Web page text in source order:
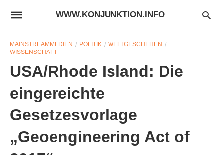
WWW.KONJUNKTION.INFO
MAINSTREAMMEDIEN POLITIK
WELTGESCHEHEN
WISSENSCHAFT
USA/Rhode Island: Die
eingereichte
Gesetzesvorlage
„Geoengineering Act of